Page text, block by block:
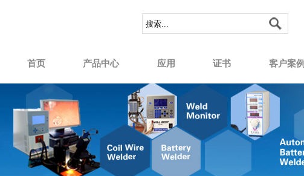
首页 产品中心 应用 证书 客户案例